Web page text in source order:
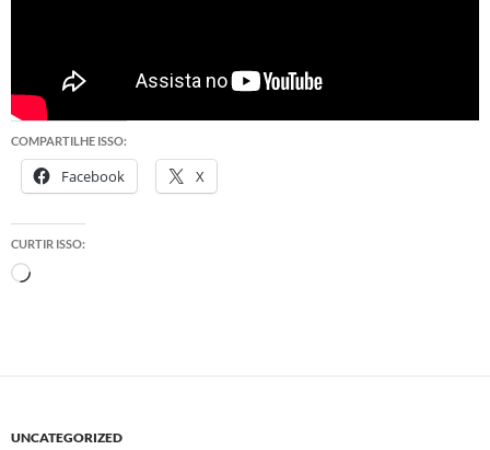
COMPARTILHE ISSO:
Facebook X
CURTIR ISSO:
Carregando...
UNCATEGORIZED